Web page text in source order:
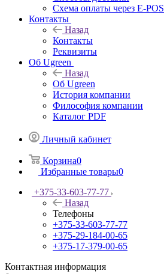
Схема оплаты через E-POS
Контакты
Назад
Контакты
Реквизиты
Об Ugreen
Назад
Об Ugreen
История компании
Философия компании
Каталог PDF
Личный кабинет
Корзина0
Избранные товары0
+375-33-603-77-77
Назад
Телефоны
+375-33-603-77-77
+375-29-184-00-65
+375-17-379-00-65
Контактная информация